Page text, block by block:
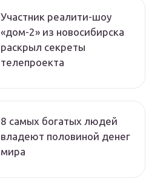
Участник реалити-шоу
«дом-2» из новосибирска
раскрыл секреты
телепроекта
8 самых богатых людей
владеют половиной денег
мира